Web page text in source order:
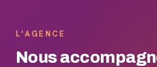
L'AGENCE
Nous